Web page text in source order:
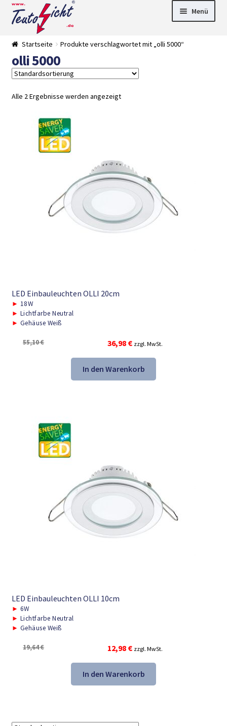
Zur
Navigation
springen
Springe
zum
Menü
►
Startseite Produkte verschlagwortet mit „olli 5000“
olli 5000
Alle 2 Ergebnisse werden angezeigt
LED Einbauleuchten OLLI 20cm
► 18W
► Lichtfarbe Neutral
► Gehäuse Weiß
55,10€
Ursprünglicher
Preis
war:
55,10 €
36,98 €Aktueller
Preis
ist:
36,98 €.
zzgl. MwSt.
In den Warenkorb
LED Einbauleuchten OLLI 10cm
► 6W
► Lichtfarbe Neutral
► Gehäuse Weiß
19,64€
Ursprünglicher
Preis
war:
19,64 €
12,98 €Aktueller
Preis
ist:
12,98 €.
zzgl. MwSt.
In den Warenkorb